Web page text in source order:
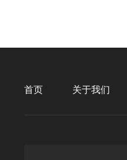
首页 关于我们